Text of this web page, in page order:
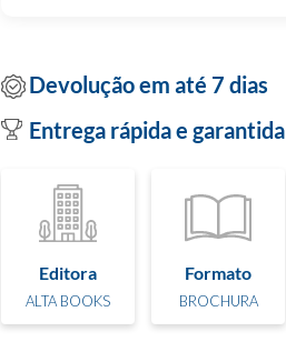
Devolução em até 7 dias
Entrega rápida e garantida
Editora
ALTA BOOKS
Formato
BROCHURA